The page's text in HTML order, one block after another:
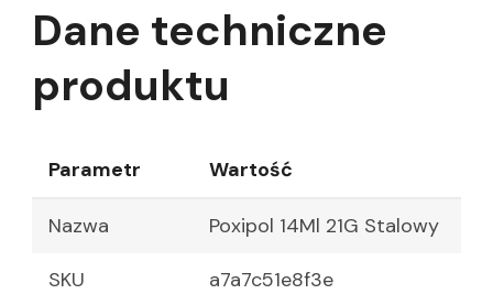
Dane techniczne
produktu
Parametr Wartość
Nazwa Poxipol 14Ml 21G Stalowy
SKU a7a7c51e8f3e